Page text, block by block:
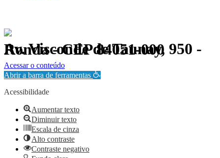
Av. Visconde de Taunay, 950 - Ronda - CEP 84051-000
Política de Privacidade.
Acessar o conteúdo
Abrir a barra de ferramentas
Acessibilidade
Aumentar texto
Diminuir texto
Escala de cinza
Alto contraste
Contraste negativo